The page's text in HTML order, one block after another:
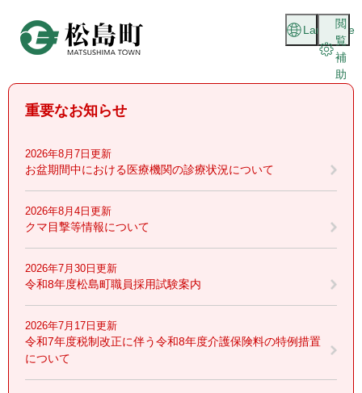
頭
閲
覧
補
助
Language
重要なお知らせ
2026年8月7日更新
お盆期間中における医療機関の診療状況について
2026年8月4日更新
クマ目撃等情報について
2026年7月30日更新
令和8年度松島町職員採用試験案内
2026年7月17日更新
令和7年度税制改正に伴う令和8年度介護保険料の特例措置
について